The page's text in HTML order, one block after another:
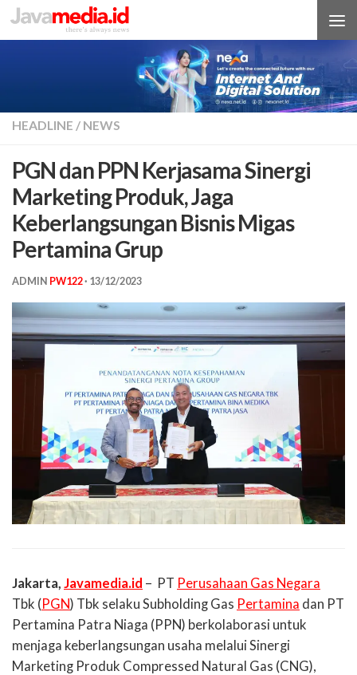
Skip to content
HEADLINE / NEWS
PGN dan PPN Kerjasama Sinergi
Marketing Produk, Jaga
Keberlangsungan Bisnis Migas
Pertamina Grup
ADMIN PW122· 13/12/2023
Jakarta, Javamedia.id – PT Perusahaan Gas Negara
Tbk (PGN) Tbk selaku Subholding Gas Pertamina dan PT
Pertamina Patra Niaga (PPN) berkolaborasi untuk
menjaga keberlangsungan usaha melalui Sinergi
Marketing Produk Compressed Natural Gas (CNG),